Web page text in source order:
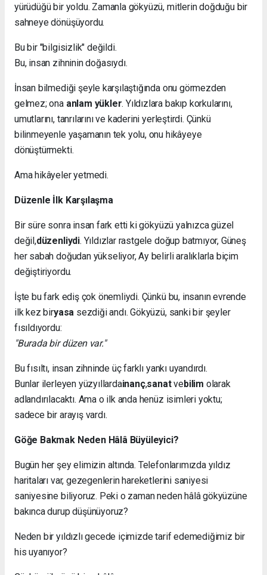
yürüdüğü bir yoldu. Zamanla gökyüzü, mitlerin doğduğu bir
sahneye dönüşüyordu.
Bu bir "bilgisizlik" değildi.
Bu, insan zihninin doğasıydı.
İnsan bilmediği şeyle karşılaştığında onu görmezden
gelmez; ona anlam yükler. Yıldızlara bakıp korkularını,
umutlarını, tanrılarını ve kaderini yerleştirdi. Çünkü
bilinmeyenle yaşamanın tek yolu, onu hikâyeye
dönüştürmekti.
Ama hikâyeler yetmedi.
Düzenle İlk Karşılaşma
Bir süre sonra insan fark etti ki gökyüzü yalnızca güzel
değil,düzenliydi. Yıldızlar rastgele doğup batmıyor, Güneş
her sabah doğudan yükseliyor, Ay belirli aralıklarla biçim
değiştiriyordu.
İşte bu fark ediş çok önemliydi. Çünkü bu, insanın evrende
ilk kez biryasa sezdiği andı. Gökyüzü, sanki bir şeyler
fısıldıyordu:
"Burada bir düzen var."
Bu fısıltı, insan zihninde üç farklı yankı uyandırdı.
Bunlar ilerleyen yüzyıllardainanç,sanatvebilim olarak
adlandırılacaktı. Ama o ilk anda henüz isimleri yoktu;
sadece bir arayış vardı.
Göğe Bakmak Neden Hâlâ Büyüleyici?
Bugün her şey elimizin altında. Telefonlarımızda yıldız
haritaları var, gezegenlerin hareketlerini saniyesi
saniyesine biliyoruz. Peki o zaman neden hâlâ gökyüzüne
bakınca durup düşünüyoruz?
Neden bir yıldızlı gecede içimizde tarif edemediğimiz bir
his uyanıyor?